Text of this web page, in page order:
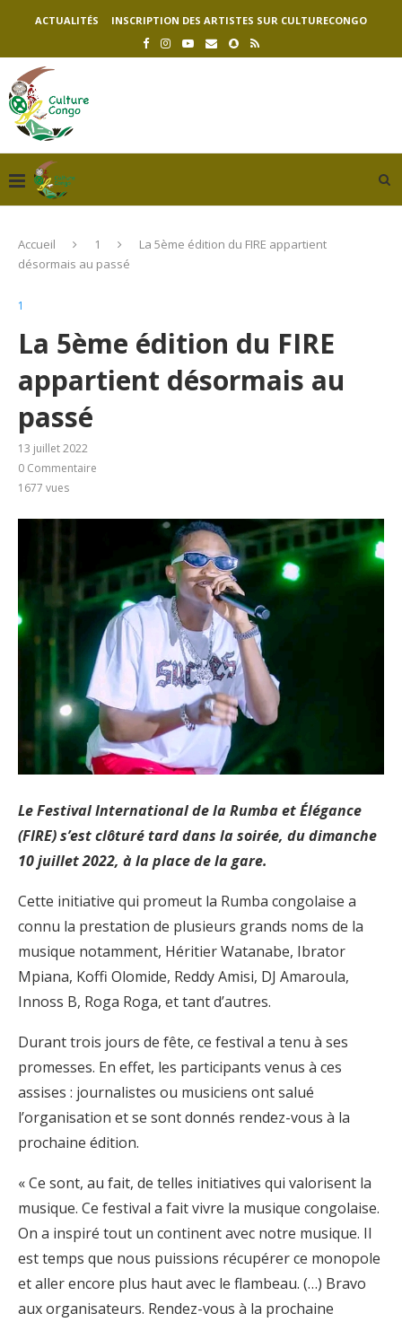
ACTUALITÉS INSCRIPTION DES ARTISTES SUR CULTURECONGO
Accueil 1
La 5ème édition du FIRE appartient
désormais au passé
1
La 5ème édition du FIRE
appartient désormais au
passé
13 juillet 2022
0 Commentaire
1677 vues
Le Festival International de la Rumba et Élégance
(FIRE) s’est clôturé tard dans la soirée, du dimanche
10 juillet 2022, à la place de la gare.
Cette initiative qui promeut la Rumba congolaise a
connu la prestation de plusieurs grands noms de la
musique notamment, Héritier Watanabe, Ibrator
Mpiana, Koffi Olomide, Reddy Amisi, DJ Amaroula,
Innoss B, Roga Roga, et tant d’autres.
Durant trois jours de fête, ce festival a tenu à ses
promesses. En effet, les participants venus à ces
assises : journalistes ou musiciens ont salué
l’organisation et se sont donnés rendez-vous à la
prochaine édition.
« Ce sont, au fait, de telles initiatives qui valorisent la
musique. Ce festival a fait vivre la musique congolaise.
On a inspiré tout un continent avec notre musique. Il
est temps que nous puissions récupérer ce monopole
et aller encore plus haut avec le flambeau. (…) Bravo
aux organisateurs. Rendez-vous à la prochaine